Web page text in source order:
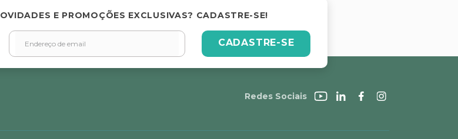
E PROMOÇÕES EXCLUSIVAS? CADASTRE-SE!
CADASTRE-SE
Redes Sociais